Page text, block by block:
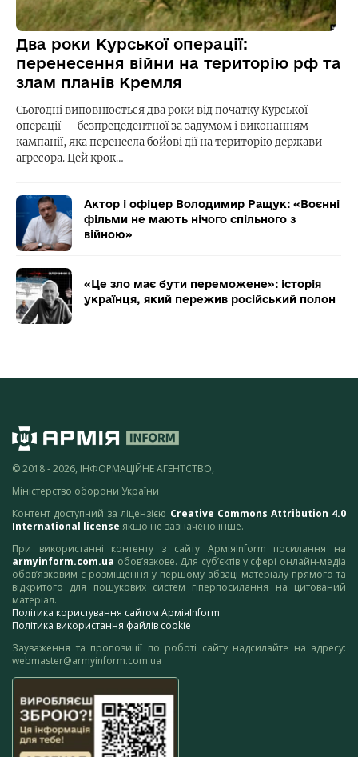
Два роки Курської операції:
перенесення війни на територію рф та
злам планів Кремля
Сьогодні виповнюється два роки від початку Курської
операції — безпрецедентної за задумом і виконанням
кампанії, яка перенесла бойові дії на територію держави-
агресора. Цей крок…
Актор і офіцер Володимир Ращук: «Воєнні
фільми не мають нічого спільного з
війною»
«Це зло має бути переможене»: історія
українця, який пережив російський полон
© 2018 - 2026, ІНФОРМАЦІЙНЕ АГЕНТСТВО,
Міністерство оборони України
Контент доступний за ліцензією Creative Commons Attribution 4.0
International license якщо не зазначено інше.
При використанні контенту з сайту АрміяInform посилання на
armyinform.com.ua обов’язкове. Для суб’єктів у сфері онлайн-медіа
обов’язковим є розміщення у першому абзаці матеріалу прямого та
відкритого для пошукових систем гіперпосилання на цитований
матеріал.
Політика користування сайтом АрміяInform
Політика використання файлів cookie
Зауваження та пропозиції по роботі сайту надсилайте на адресу:
webmaster@armyinform.com.ua